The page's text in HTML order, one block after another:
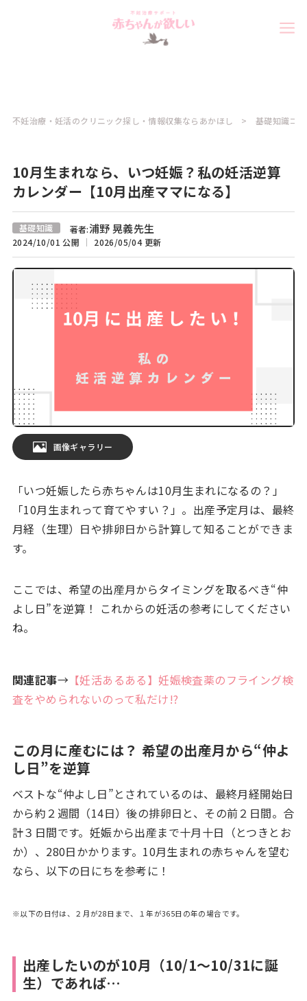
不妊治療・妊活のクリニック探し・情報収集ならあかほし 基礎知識コ
10月生まれなら、いつ妊娠？私の妊活逆算
カレンダー【10月出産ママになる】
基礎知識 著者:浦野 晃義先生
2024/10/01 公開 2026/05/04 更新
画像ギャラリー
「いつ妊娠したら赤ちゃんは10月生まれになるの？」
「10月生まれって育てやすい？」。出産予定月は、最終
月経（生理）日や排卵日から計算して知ることができま
す。
ここでは、希望の出産月からタイミングを取るべき“仲
よし日”を逆算！ これからの妊活の参考にしてください
ね。
関連記事→【妊活あるある】妊娠検査薬のフライング検
査をやめられないのって私だけ!?
この月に産むには？ 希望の出産月から“仲よ
し日”を逆算
ベストな“仲よし日”とされているのは、最終月経開始日
から約２週間（14日）後の排卵日と、その前２日間。合
計３日間です。妊娠から出産まで十月十日（とつきとお
か）、280日かかります。10月生まれの赤ちゃんを望む
なら、以下の日にちを参考に！
※以下の日付は、２月が28日まで、１年が365日の年の場合です。
出産したいのが10月（10/1～10/31に誕
生）であれば…